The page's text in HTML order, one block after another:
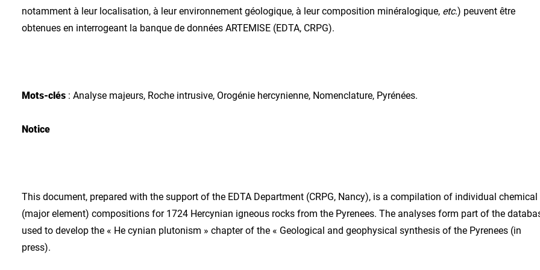
notamment à leur localisation, à leur environnement géologique, à leur composition minéralogique, etc.) peuvent être
obtenues en interrogeant la banque de données ARTEMISE (EDTA, CRPG).
Mots-clés : Analyse majeurs, Roche intrusive, Orogénie hercynienne, Nomenclature, Pyrénées.
Notice
This document, prepared with the support of the EDTA Department (CRPG, Nancy), is a compilation of individual chemical
(major element) compositions for 1724 Hercynian igneous rocks from the Pyrenees. The analyses form part of the
used to develop the « He cynian plutonism » chapter of the « Geological and geophysical synthesis of the Pyrenees (in
press).